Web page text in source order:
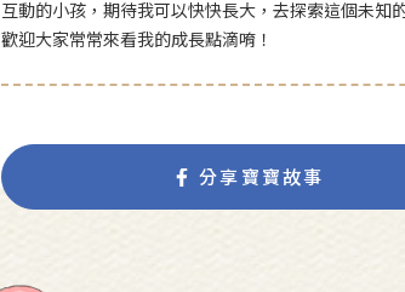
互動的小孩，期待我可以快快長大，去探索這個未知
歡迎大家常常來看我的成長點滴唷！
分享寶寶故事